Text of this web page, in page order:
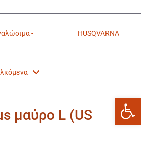
- HUSQVARNA
μαύρο L (US